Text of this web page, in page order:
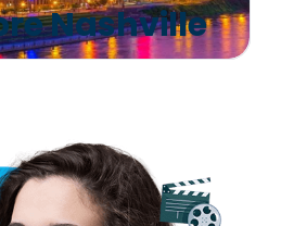
Nashville